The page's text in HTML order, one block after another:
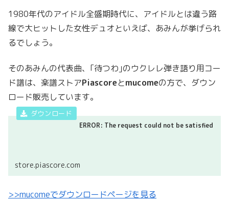
1980年代のアイドル全盛期時代に、アイドルとは違う路
線で大ヒットした女性デュオといえば、あみんが挙げられ
るでしょう。
そのあみんの代表曲、｢待つわ｣のウクレレ弾き語り用コー
ド譜は、楽譜ストアPiascoreとmucomeの方で、ダウン
ロード販売しています。
ERROR: The request could not be satisfied
store.piascore.com
>>mucomeでダウンロードページを見る